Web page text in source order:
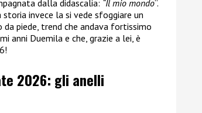
dalla didascalia: “Il mio mondo“.
storia invece la si vede sfoggiare un
da piede, trend che andava fortissimo
anni Duemila e che, grazie a lei, è
2026: gli anelli